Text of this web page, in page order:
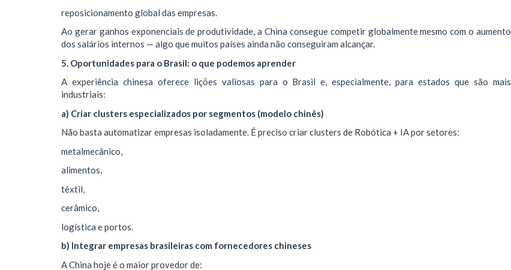
reposicionamento global das empresas.
Ao gerar ganhos exponenciais de produtividade, a China consegue competir globalmente mesmo com o aumento
dos salários internos — algo que muitos países ainda não conseguiram alcançar.
5. Oportunidades para o Brasil: o que podemos aprender
A experiência chinesa oferece lições valiosas para o Brasil e, especialmente, para estados que são mais
industriais:
a) Criar clusters especializados por segmentos (modelo chinês)
Não basta automatizar empresas isoladamente. É preciso criar clusters de Robótica + IA por setores:
metalmecânico,
alimentos,
têxtil,
cerâmico,
logística e portos.
b) Integrar empresas brasileiras com fornecedores chineses
A China hoje é o maior provedor de: